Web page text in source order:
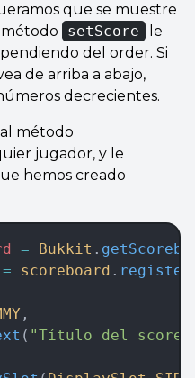
que se muestre
setScore
le
del order. Si
de arriba a abajo,
decrecientes.
método
jugador, y le
hemos creado
= Bukkit .
= scoreboard .
,
( "Título del